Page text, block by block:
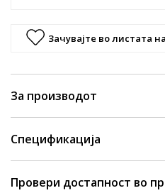
Зачувајте во листата
За производот
Спецификација
Провери достапност во